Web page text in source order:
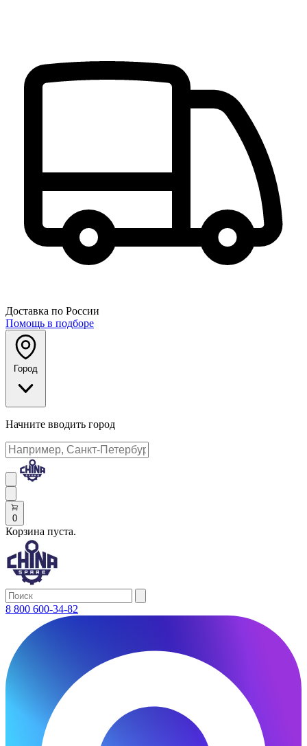
Доставка по России
Помощь в подборе
Город
Начните вводить город
0
Корзина пуста.
8 800 600-34-82